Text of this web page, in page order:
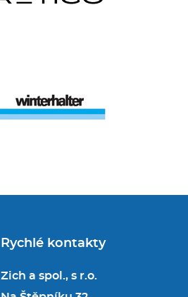
Rychlé kontakty
Zich a spol., s r.o.